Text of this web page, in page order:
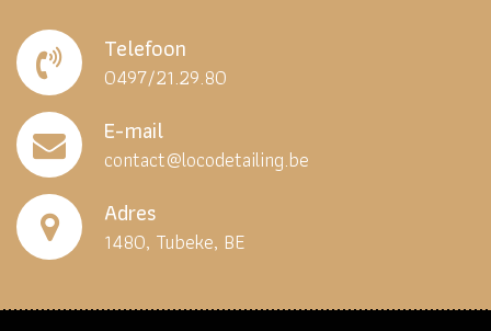
Telefoon
0497/21.29.80
E-mail
contact@locodetailing.be
Adres
1480, Tubeke, BE